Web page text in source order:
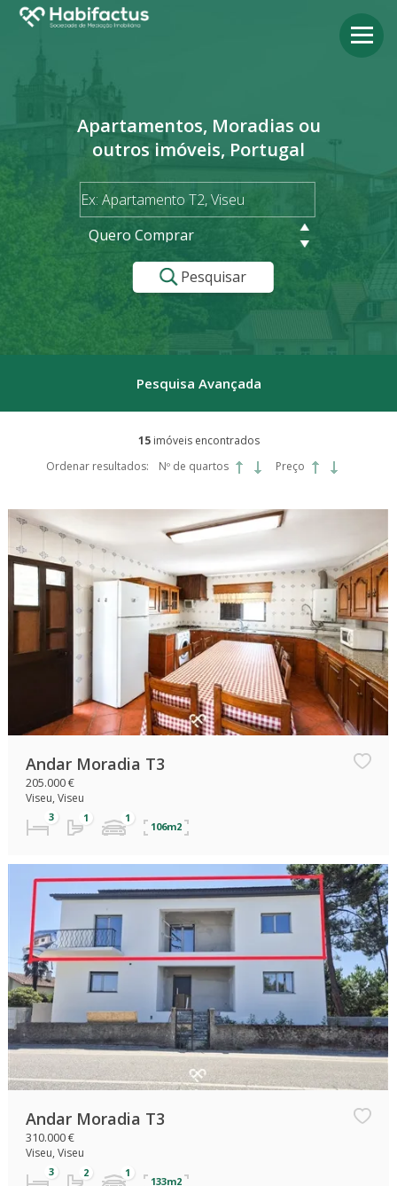
Apartamentos, Moradias ou
outros imóveis, Portugal
Quero Comprar
Pesquisar
Pesquisa Avançada
15imóveis encontrados
Ordenar resultados:
Nº de quartos Preço
Andar Moradia T3
205.000 €
Viseu, Viseu
106m2
Andar Moradia T3
310.000 €
Viseu, Viseu
133m2